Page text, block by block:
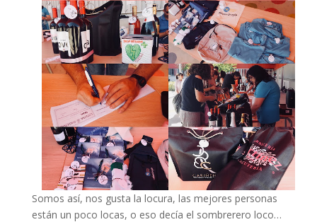
Somos así, nos gusta la locura, las mejores personas
están un poco locas, o eso decía el sombrerero loco…